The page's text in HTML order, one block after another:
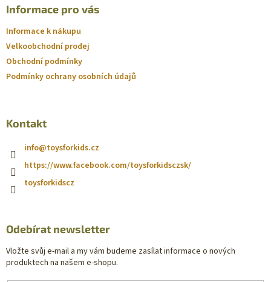
Informace pro vás
Informace k nákupu
Velkoobchodní prodej
Obchodní podmínky
Podmínky ochrany osobních údajů
Kontakt
info@toysforkids.cz
https://www.facebook.com/toysforkidsczsk/
toysforkidscz
Odebírat newsletter
Vložte svůj e-mail a my vám budeme zasílat informace o nových
produktech na našem e-shopu.